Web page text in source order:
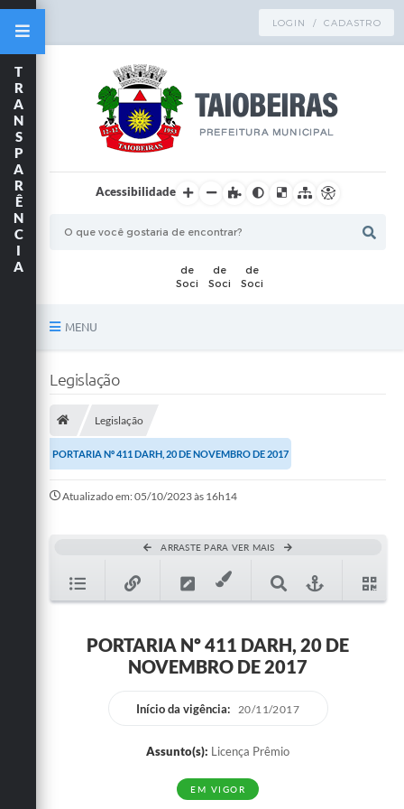
LOGIN / CADASTRO
Acessibilidade
MENU
Publicações
A Prefeitura
Ouvidoria
Legislação
T
R
A
N
S
P
A
R
Ê
N
C
I
A
Legislação
Legislação
PORTARIA Nº 411 DARH, 20 DE NOVEMBRO DE 2017
Atualizado em: 05/10/2023 às 16h14
ARRASTE PARA VER MAIS
PORTARIA Nº 411 DARH, 20 DE
NOVEMBRO DE 2017
Início da vigência: 20/11/2017
Assunto(s): Licença Prêmio
EM VIGOR